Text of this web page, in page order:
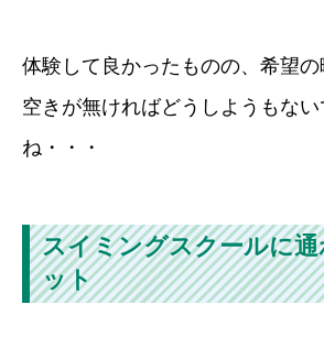
体験して良かったものの、希望
空きが無ければどうしようもない
ね・・・
スイミングスクールに
ット